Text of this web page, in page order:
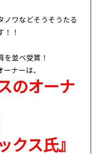
ノワなどそうそうたる
！
並べ受賞！
ナーは、
のオーナ
クス氏』